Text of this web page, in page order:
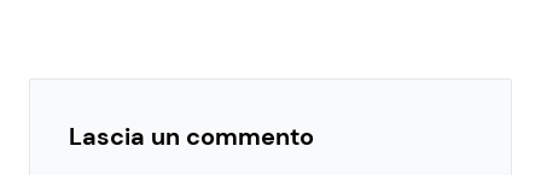
Lascia un commento